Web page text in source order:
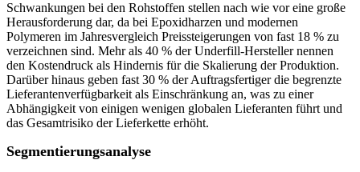
Schwankungen bei den Rohstoffen stellen nach wie vor eine große
Herausforderung dar, da bei Epoxidharzen und modernen
Polymeren im Jahresvergleich Preissteigerungen von fast 18 % zu
verzeichnen sind. Mehr als 40 % der Underfill-Hersteller nennen
den Kostendruck als Hindernis für die Skalierung der Produktion.
Darüber hinaus geben fast 30 % der Auftragsfertiger die begrenzte
Lieferantenverfügbarkeit als Einschränkung an, was zu einer
Abhängigkeit von einigen wenigen globalen Lieferanten führt und
das Gesamtrisiko der Lieferkette erhöht.
Segmentierungsanalyse